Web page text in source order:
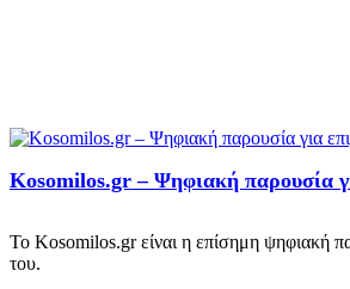
Kosomilos.gr – Ψηφιακή παρουσία
Το Kosomilos.gr είναι η επίσημη ψηφιακή
του.